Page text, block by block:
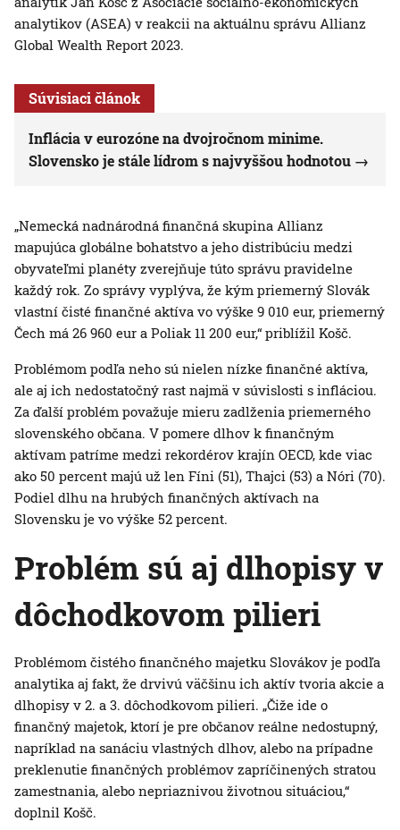
analytikov (ASEA) v reakcii na aktuálnu správu Allianz
Global Wealth Report 2023.
Súvisiaci článok
Inflácia v eurozóne na dvojročnom minime.
Slovensko je stále lídrom s najvyššou hodnotou
„Nemecká nadnárodná finančná skupina Allianz
mapujúca globálne bohatstvo a jeho distribúciu medzi
obyvateľmi planéty zverejňuje túto správu pravidelne
každý rok. Zo správy vyplýva, že kým priemerný Slovák
vlastní čisté finančné aktíva vo výške 9 010 eur, priemerný
Čech má 26 960 eur a Poliak 11 200 eur,“ priblížil Košč.
Problémom podľa neho sú nielen nízke finančné aktíva,
ale aj ich nedostatočný rast najmä v súvislosti s infláciou.
Za ďalší problém považuje mieru zadlženia priemerného
slovenského občana. V pomere dlhov k finančným
aktívam patríme medzi rekordérov krajín OECD, kde viac
ako 50 percent majú už len Fíni (51), Thajci (53) a Nóri (70).
Podiel dlhu na hrubých finančných aktívach na
Slovensku je vo výške 52 percent.
Problém sú aj dlhopisy v
dôchodkovom pilieri
Problémom čistého finančného majetku Slovákov je podľa
analytika aj fakt, že drvivú väčšinu ich aktív tvoria akcie a
dlhopisy v 2. a 3. dôchodkovom pilieri. „Čiže ide o
finančný majetok, ktorí je pre občanov reálne nedostupný,
napríklad na sanáciu vlastných dlhov, alebo na prípadne
preklenutie finančných problémov zapríčinených stratou
zamestnania, alebo nepriaznivou životnou situáciou,“
doplnil Košč.